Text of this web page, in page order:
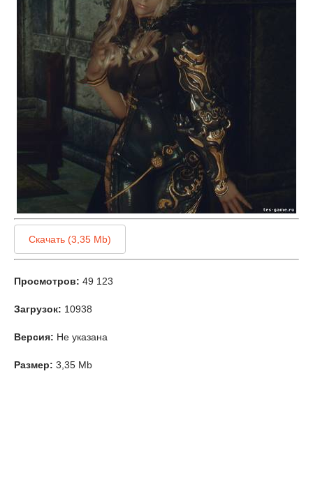
Скачать (3,35 Mb)
Просмотров: 49 123
Загрузок: 10938
Версия: Не указана
Размер: 3,35 Mb